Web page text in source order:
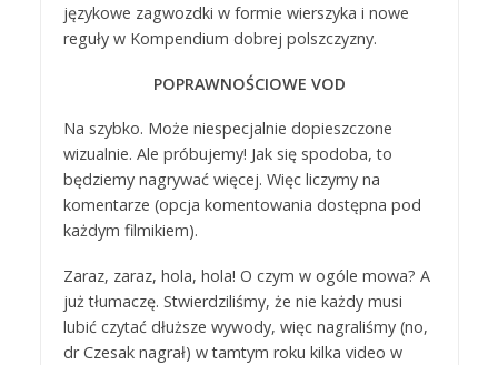
językowe zagwozdki w formie wierszyka i nowe
reguły w Kompendium dobrej polszczyzny.
POPRAWNOŚCIOWE VOD
Na szybko. Może niespecjalnie dopieszczone
wizualnie. Ale próbujemy! Jak się spodoba, to
będziemy nagrywać więcej. Więc liczymy na
komentarze (opcja komentowania dostępna pod
każdym filmikiem).
Zaraz, zaraz, hola, hola! O czym w ogóle mowa? A
już tłumaczę. Stwierdziliśmy, że nie każdy musi
lubić czytać dłuższe wywody, więc nagraliśmy (no,
dr Czesak nagrał) w tamtym roku kilka video w